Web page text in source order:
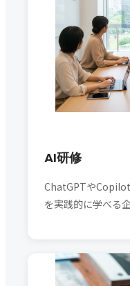
AI研修
ChatGPTや
を実践的に学べる